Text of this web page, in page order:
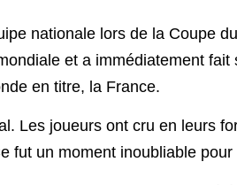
nationale lors de la Coupe
et a immédiatement fait
en titre, la France.
Les joueurs ont cru en leurs
fut un moment inoubliable pour